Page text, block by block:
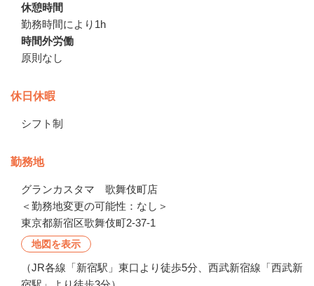
休憩時間
勤務時間により1h
時間外労働
原則なし
休日休暇
シフト制
勤務地
グランカスタマ　歌舞伎町店
＜勤務地変更の可能性：なし＞
東京都新宿区歌舞伎町2-37-1
地図を表示
（JR各線「新宿駅」東口より徒歩5分、西武新宿線「西武新